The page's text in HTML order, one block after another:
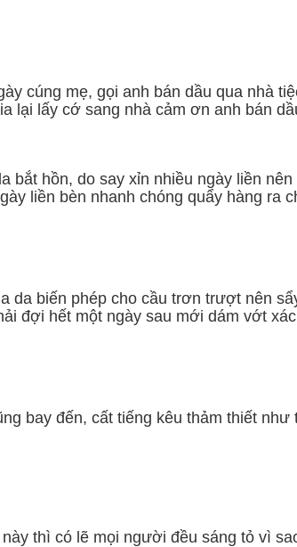
cúng mẹ, gọi anh bán dầu qua nhà
lại lấy cớ sang nhà cảm ơn anh bán
bắt hồn, do say xỉn nhiều ngày liền
liền bèn nhanh chóng quẩy hàng ra
da biến phép cho cầu trơn trượt nên
đợi hết một ngày sau mới dám vớt
bay đến, cất tiếng kêu thảm thiết
thì có lẽ mọi người đều sáng tỏ vì